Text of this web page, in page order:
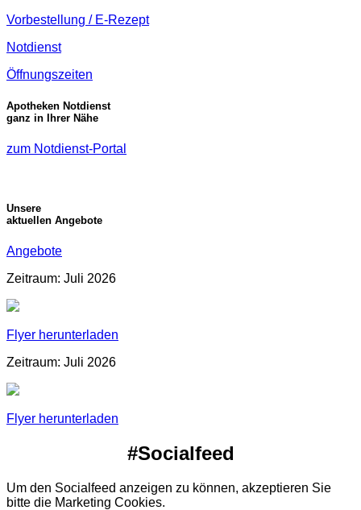
Vorbestellung / E-Rezept
Notdienst
Öffnungszeiten
Apotheken Notdienst
ganz in Ihrer Nähe
zum Notdienst-Portal
Unsere
aktuellen Angebote
Angebote
Zeitraum: Juli 2026
Flyer herunterladen
Zeitraum: Juli 2026
Flyer herunterladen
#Socialfeed
Um den Socialfeed anzeigen zu können, akzeptieren Sie
bitte die Marketing Cookies.